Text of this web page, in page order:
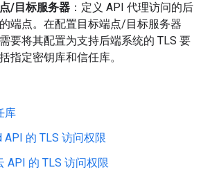
/目标服务器 ：定义 API 代理访问的后
端点。在配置目标端点/目标服务器
要将其配置为支持后端系统的 TLS 要
指定密钥库和信任库。
库
API 的 TLS 访问权限
API 的 TLS 访问权限